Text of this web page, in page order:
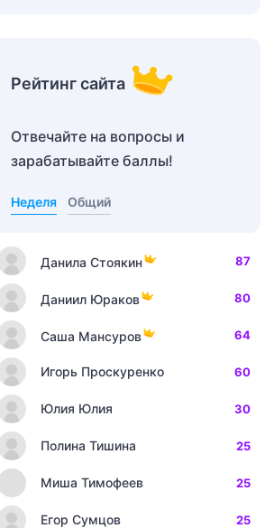
Рейтинг сайта
Отвечайте на вопросы и
зарабатывайте баллы!
Неделя Общий
Данила Стоякин 87
Даниил Юраков 80
Саша Мансуров 64
Игорь Проскуренко 60
Юлия Юлия 30
Полина Тишина 25
Миша Тимофеев 25
Егор Сумцов 25